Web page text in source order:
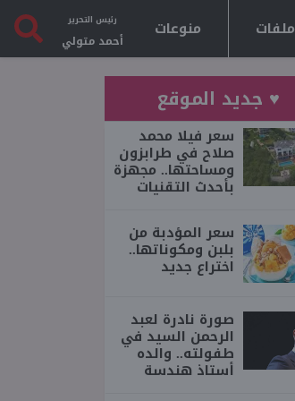
ملفات منوعات رئيس التحرير
أحمد متولي
♥ جديد الموقع
سعر فيلا محمد
صلاح في طرابزون
ومساحتها.. مجهزة
بأحدث التقنيات
سعر المؤدبة من
بلبن ومكوناتها..
اختراع جديد
صورة نادرة لعبد
الرحمن السيد في
طفولته.. والده
أستاذ هندسة